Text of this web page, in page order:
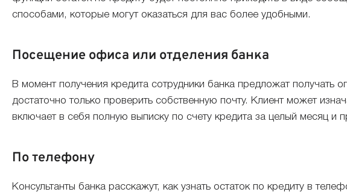
способами, которые могут оказаться для вас более удобными.
Посещение офиса или отделения банка
В момент получения кредита сотрудники банка предложат получать
достаточно только проверить собственную почту. Клиент может
включает в себя полную выписку по счету кредита за целый месяц и
По телефону
Консультанты банка расскажут, как узнать остаток по кредиту в